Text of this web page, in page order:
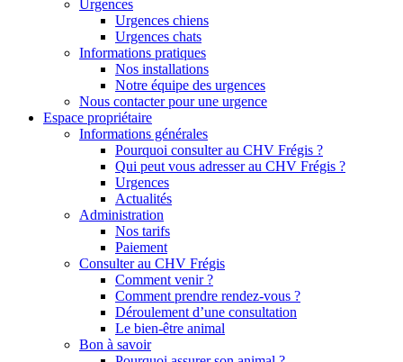
Urgences
Urgences chiens
Urgences chats
Informations pratiques
Nos installations
Notre équipe des urgences
Nous contacter pour une urgence
Espace propriétaire
Informations générales
Pourquoi consulter au CHV Frégis ?
Qui peut vous adresser au CHV Frégis ?
Urgences
Actualités
Administration
Nos tarifs
Paiement
Consulter au CHV Frégis
Comment venir ?
Comment prendre rendez-vous ?
Déroulement d’une consultation
Le bien-être animal
Bon à savoir